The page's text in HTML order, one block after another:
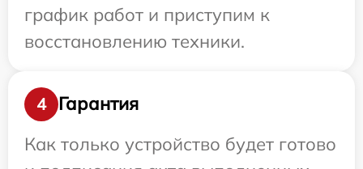
график работ и приступим к
восстановлению техники.
4
Гарантия
Как только устройство будет готово